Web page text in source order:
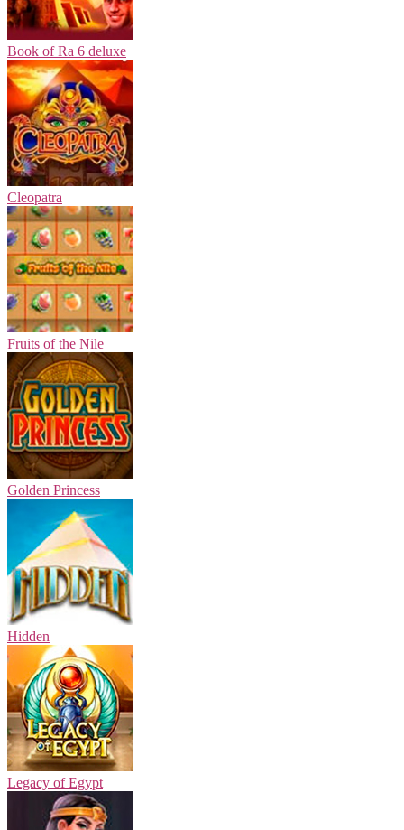
Book of Ra 6 deluxe
Cleopatra
Fruits of the Nile
Golden Princess
Hidden
Legacy of Egypt